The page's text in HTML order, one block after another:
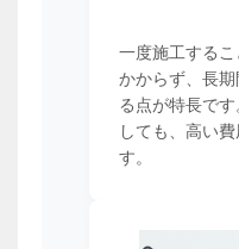
一度施工する
かからず、長
る点が特長で
しても、高い
す。